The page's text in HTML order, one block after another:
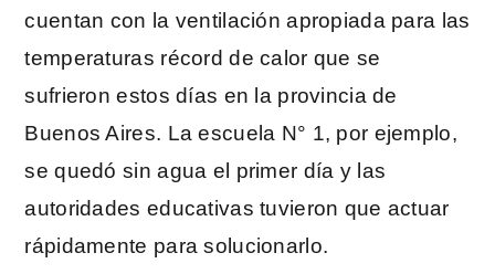
cuentan con la ventilación apropiada para las
temperaturas récord de calor que se
sufrieron estos días en la provincia de
Buenos Aires. La escuela N° 1, por ejemplo,
se quedó sin agua el primer día y las
autoridades educativas tuvieron que actuar
rápidamente para solucionarlo.